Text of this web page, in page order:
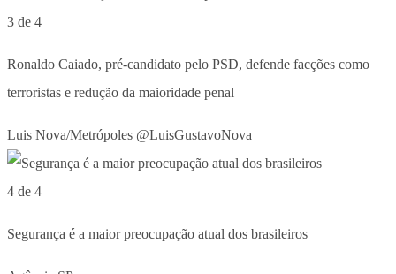
3 de 4
Ronaldo Caiado, pré-candidato pelo PSD, defende facções como
terroristas e redução da maioridade penal
Luis Nova/Metrópoles @LuisGustavoNova
4 de 4
Segurança é a maior preocupação atual dos brasileiros